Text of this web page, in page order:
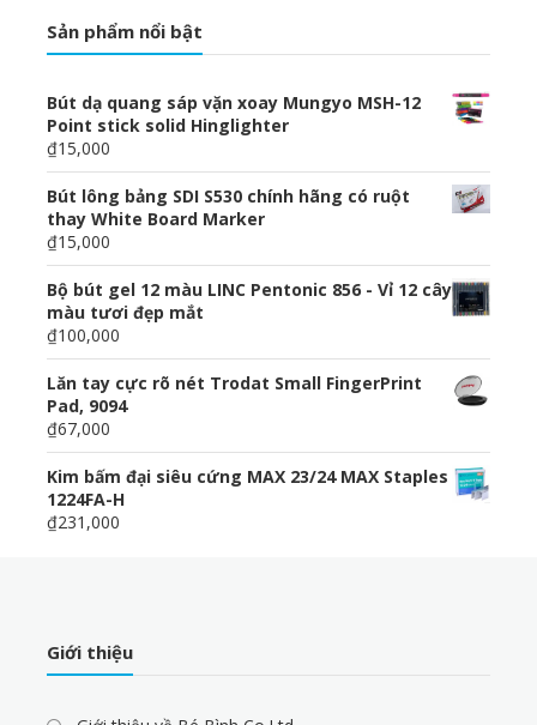
Sản phẩm nổi bật
Bút dạ quang sáp vặn xoay Mungyo MSH-12
Point stick solid Hinglighter
₫15,000
Bút lông bảng SDI S530 chính hãng có ruột
thay White Board Marker
₫15,000
Bộ bút gel 12 màu LINC Pentonic 856 - Vỉ 12 cây
màu tươi đẹp mắt
₫100,000
Lăn tay cực rõ nét Trodat Small FingerPrint
Pad, 9094
₫67,000
Kim bấm đại siêu cứng MAX 23/24 MAX Staples
1224FA-H
₫231,000
Giới thiệu